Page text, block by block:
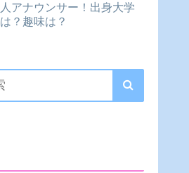
人アナウンサー！出身大学
は？趣味は？